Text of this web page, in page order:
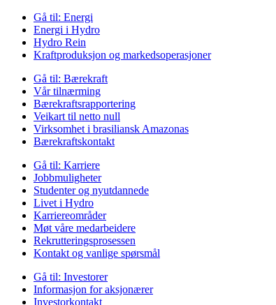
Gå til: Energi
Energi i Hydro
Hydro Rein
Kraftproduksjon og markedsoperasjoner
Gå til: Bærekraft
Vår tilnærming
Bærekraftsrapportering
Veikart til netto null
Virksomhet i brasiliansk Amazonas
Bærekraftskontakt
Gå til: Karriere
Jobbmuligheter
Studenter og nyutdannede
Livet i Hydro
Karriereområder
Møt våre medarbeidere
Rekrutteringsprosessen
Kontakt og vanlige spørsmål
Gå til: Investorer
Informasjon for aksjonærer
Investorkontakt